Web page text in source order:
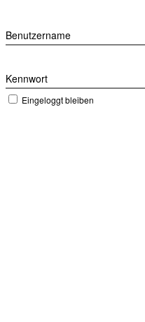
Benutzername
Kennwort
Eingeloggt bleiben